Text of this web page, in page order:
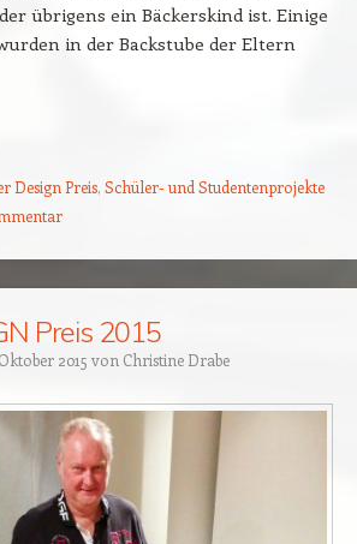
übrigens ein Bäckerskind ist. Einige
in der Backstube der Eltern
Design Preis, Schüler- und Studentenprojekte
Preis 2015
2015 von Christine Drabe